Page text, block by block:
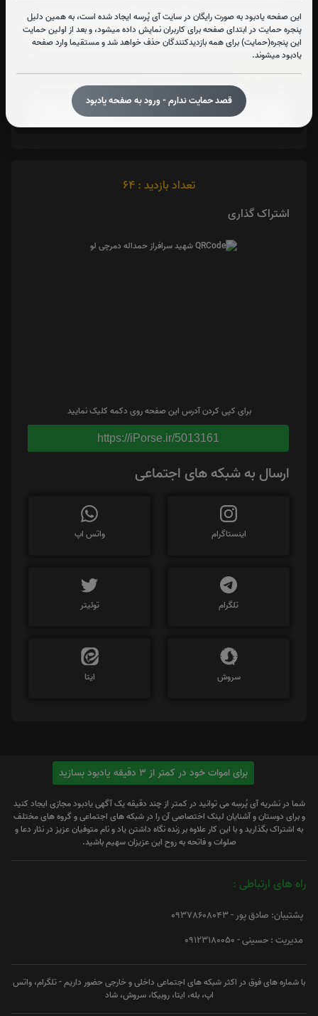
این صفحه یادبود به صورت رایگان در سایت آی پُرسه ایجاد شده است، به همین دلیل
پنجره حمایت در ابتدای صفحه برای کاربران نمایش داده میشود، و بعد از اولین حمایت
این پنجره(حمایت) برای همه بازدیدکنندگان حذف خواهد شد و مستقیما وارد صفحه
یادبود میشوند.
قصد حمایت ندارم - ورود به صفحه یادبود
صوت آیت الکرسی
تعداد بازدید : 64
اشتراک گذاری
برای کپی کردن آدرس این صفحه روی دکمه کلیک نمایید
https://iPorse.ir/5013161
ارسال به شبکه های اجتماعی
اینستاگرام واتس اپ
تلگرام توئیتر
سروش ایتا
برای اموات خود در کمتر از 3 دقیقه یادبود بسازید
شما در نشریه آی پُرسِه می توانید در کمتر از چند دقیقه یک آگهی یادبود مجازی ایجاد کنید
و برای دوستان و آشنایان لینک اختصاصی آن را در شبکه های اجتماعی و گروه های مختلف
به اشتراک بگذارید و با این کار علاوه بر زنده نگاه داشتن یاد و نام متوفیان عزیز در نثار دعا و
صلوات و فاتحه به روح این عزیزان سهیم باشید.
راه های ارتباطی :
پشتیبان: صادق پور - 09378608043
مدیریت : حسینی - 09123180050
با شماره های فوق در اکثر شبکه های اجتماعی داخلی و خارجی حضور داریم - تلگرام، واتس
اپ، بله، ایتا، روبیکا، سروش، شاد